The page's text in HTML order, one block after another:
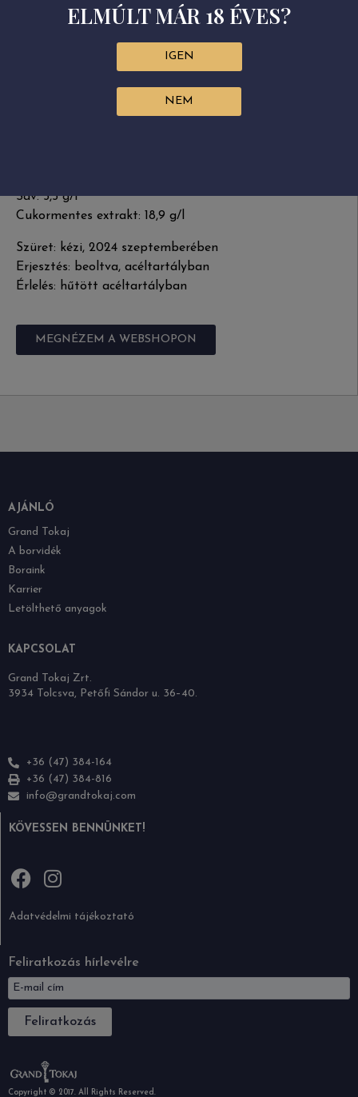
felelős, apró buborékokat lassan és fokozatosan (akár
hozzá a pezsgőnek szüretelt szőlőből készült, friss és
gyümölcsös alapborhoz.
Szőlőfajták: sauvignon blanc, furmint, hárslevelű,
Sav: 5,5 g/l
Cukormentes extrakt: 18,9 g/l
Szüret: kézi, 2024 szeptemberében
Erjesztés: beoltva, acéltartályban
Érlelés: hűtött acéltartályban
MEGNÉZEM A WEBSHOPON
AJÁNLÓ
Grand Tokaj
A borvidék
Boraink
Karrier
Letölthető anyagok
KAPCSOLAT
Grand Tokaj Zrt.
3934 Tolcsva, Petőfi Sándor u. 36–40.
+36 (47) 384-164
+36 (47) 384-816
info@grandtokaj.com
KÖVESSEN BENNÜNKET!
Adatvédelmi tájékoztató
Feliratkozás hírlevélre
Feliratkozás
Copyright © 2017. All Rights Reserved.
ELMÚLT MÁR 18 ÉVES?
IGEN
NEM